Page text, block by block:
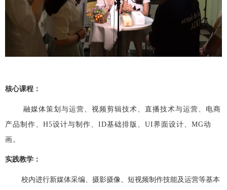
核心课程：
融媒体策划与运营、视频剪辑技术、直播技术与运营、电商
产品制作、 H5设计与制作
ID基础排版、UI界面设计、MG动
画。
实践教学：
校内进行新媒体采编、摄影摄像、短视频制作技能及运营等基本